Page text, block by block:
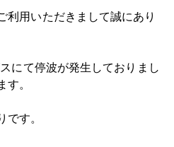
利用いただきまして誠にあり
にて停波が発生しておりまし
。
す。